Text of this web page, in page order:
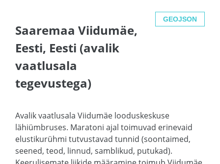
Saaremaa Viidumäe,
Eesti, Eesti (avalik
vaatlusala
tegevustega)
GEOJSON
Avalik vaatlusala Viidumäe looduskeskuse
lähiümbruses. Maratoni ajal toimuvad erinevaid
elustikurühmi tutvustavad tunnid (soontaimed,
seened, teod, linnud, samblikud, putukad).